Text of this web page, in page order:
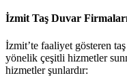
İzmit Taş Duvar
İzmit’te faaliyet gösteren
yönelik çeşitli hizmetler
hizmetler şunlardır: